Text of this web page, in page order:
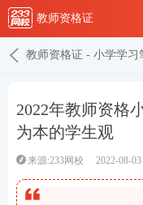
教师资格证
教师资格证 - 小学学习
2022年教师资格
为本的学生观
来源:233网校 2022-08-